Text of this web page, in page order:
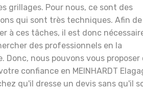
grillages. Pour nous, ce sont des
qui sont très techniques. Afin de
à ces tâches, il est donc
des professionnels en la
Donc, nous pouvons vous proposer
confiance en MEINHARDT
qu'il dresse un devis sans qu'il